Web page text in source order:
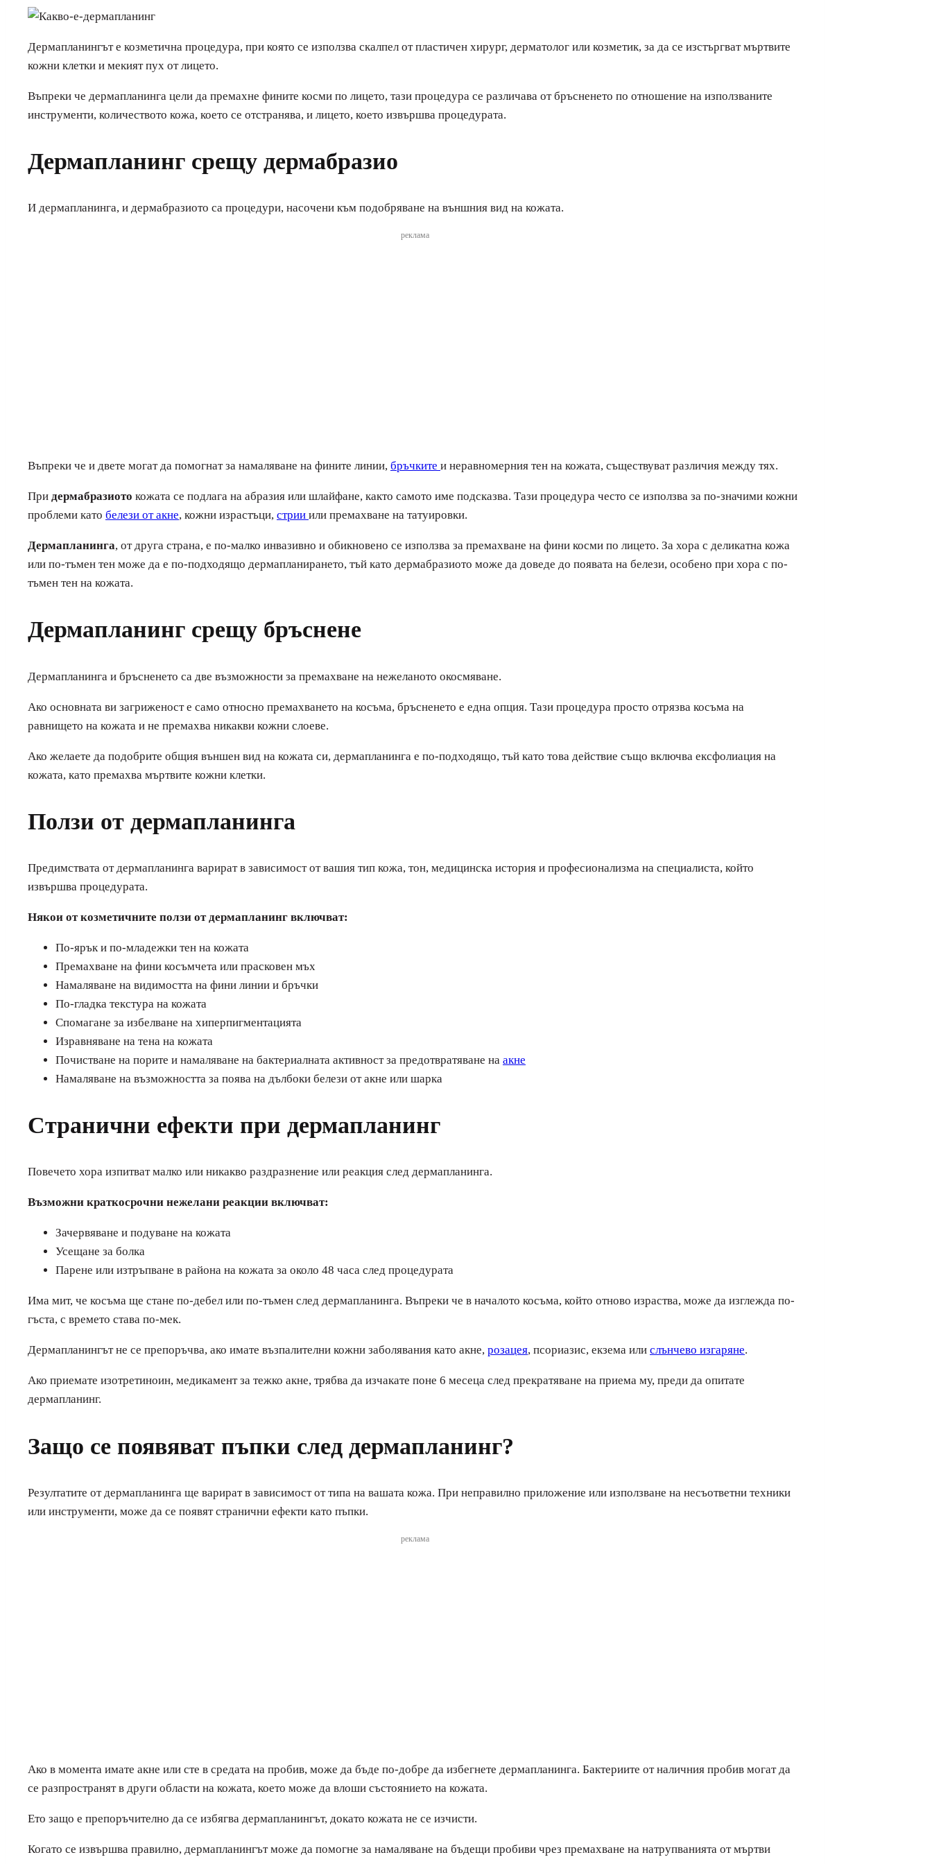
Дермапланингът е козметична процедура, при която се използва скалпел от пластичен хирург, дерматолог или козметик, за да се изстъргват мъртвите
кожни клетки и мекият пух от лицето.
Въпреки че дермапланинга цели да премахне фините косми по лицето, тази процедура се различава от бръсненето по отношение на използваните
инструменти, количеството кожа, което се отстранява, и лицето, което извършва процедурата.
Дермапланинг срещу дермабразио
И дермапланинга, и дермабразиото са процедури, насочени към подобряване на външния вид на кожата.
реклама
Въпреки че и двете могат да помогнат за намаляване на фините линии, бръчките и неравномерния тен на кожата, съществуват различия между тях.
При дермабразиото кожата се подлага на абразия или шлайфане, както самото име подсказва. Тази процедура често се използва за по-значими кожни
проблеми като белези от акне, кожни израстъци, стрии или премахване на татуировки.
Дермапланинга, от друга страна, е по-малко инвазивно и обикновено се използва за премахване на фини косми по лицето. За хора с деликатна кожа
или по-тъмен тен може да е по-подходящо дермапланирането, тъй като дермабразиото може да доведе до появата на белези, особено при хора с по-
тъмен тен на кожата.
Дермапланинг срещу бръснене
Дермапланинга и бръсненето са две възможности за премахване на нежеланото окосмяване.
Ако основната ви загриженост е само относно премахването на косъма, бръсненето е една опция. Тази процедура просто отрязва косъма на
равнището на кожата и не премахва никакви кожни слоеве.
Ако желаете да подобрите общия външен вид на кожата си, дермапланинга е по-подходящо, тъй като това действие също включва ексфолиация на
кожата, като премахва мъртвите кожни клетки.
Ползи от дермапланинга
Предимствата от дермапланинга варират в зависимост от вашия тип кожа, тон, медицинска история и професионализма на специалиста, който
извършва процедурата.
Някои от козметичните ползи от дермапланинг включват:
По-ярък и по-младежки тен на кожата
Премахване на фини косъмчета или прасковен мъх
Намаляване на видимостта на фини линии и бръчки
По-гладка текстура на кожата
Спомагане за избелване на хиперпигментацията
Изравняване на тена на кожата
Почистване на порите и намаляване на бактериалната активност за предотвратяване на акне
Намаляване на възможността за поява на дълбоки белези от акне или шарка
Странични ефекти при дермапланинг
Повечето хора изпитват малко или никакво раздразнение или реакция след дермапланинга.
Възможни краткосрочни нежелани реакции включват:
Зачервяване и подуване на кожата
Усещане за болка
Парене или изтръпване в района на кожата за около 48 часа след процедурата
Има мит, че косъма ще стане по-дебел или по-тъмен след дермапланинга. Въпреки че в началото косъма, който отново израства, може да изглежда по-
гъста, с времето става по-мек.
Дермапланингът не се препоръчва, ако имате възпалителни кожни заболявания като акне, розацея, псориазис, екзема или слънчево изгаряне.
Ако приемате изотретиноин, медикамент за тежко акне, трябва да изчакате поне 6 месеца след прекратяване на приема му, преди да опитате
дермапланинг.
Защо се появяват пъпки след дермапланинг?
Резултатите от дермапланинга ще варират в зависимост от типа на вашата кожа. При неправилно приложение или използване на несъответни техники
или инструменти, може да се появят странични ефекти като пъпки.
реклама
Ако в момента имате акне или сте в средата на пробив, може да бъде по-добре да избегнете дермапланинга. Бактериите от наличния пробив могат да
се разпространят в други области на кожата, което може да влоши състоянието на кожата.
Ето защо е препоръчително да се избягва дермапланингът, докато кожата не се изчисти.
Когато се извършва правилно, дермапланингът може да помогне за намаляване на бъдещи пробиви чрез премахване на натрупванията от мъртви